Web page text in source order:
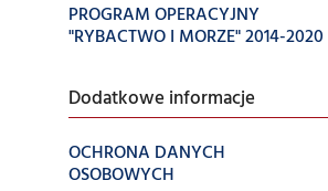
PROGRAM OPERACYJNY
"RYBACTWO I MORZE" 2014-2020
Dodatkowe informacje
OCHRONA DANYCH
OSOBOWYCH